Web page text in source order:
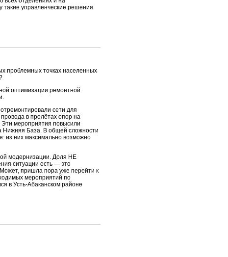
такие управленческие решения
проблемных точках населенных
оптимизации ремонтной
сети для
в пролётах опор на
Эти мероприятия повысили
Нижняя База. В общей сложности
из них максимально возможно
модернизации. Доля НЕ
ситуации есть — это
пришла пора уже перейти к
мероприятий по
в Усть-Абаканском районе